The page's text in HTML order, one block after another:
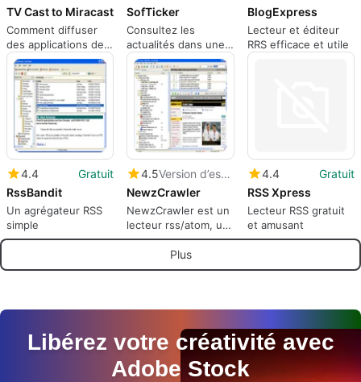
TV Cast to Miracast
Comment diffuser
des applications de
streaming TV sur
une télévision
compatible Miracast
SofTicker
Consultez les
actualités dans une
barre de défilement
horizontale
personnalisable
BlogExpress
Lecteur et éditeur
RRS efficace et utile
4.4
Gratuit
RssBandit
Un agrégateur RSS
simple
4.5
Version d’essai
NewzCrawler
NewzCrawler est un
lecteur rss/atom, un
agrégateur de
nouvelles, un
navigateur et un
4.4
Gratuit
RSS Xpress
Lecteur RSS gratuit
et amusant
Plus
Libérez votre créativité avec
Adobe Stock